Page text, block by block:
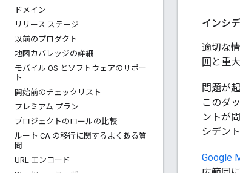
ドメイン
リリース ステージ
以前のプロダクト
地図カバレッジの詳細
モバイル OS とソフトウェアのサポー
ト
開始前のチェックリスト
プレミアム プラン
プロジェクトのロールの比較
ルート CA の移行に関するよくある質
問
URL エンコード
インシ
適切な
囲と重
問題が
このダ
ントが
シデン
Google